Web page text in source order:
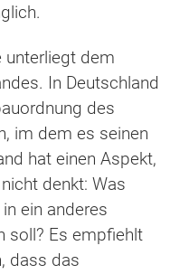
unterliegt dem
In Deutschland
des
im dem es seinen
hat einen Aspekt,
denkt: Was
ein anderes
soll? Es empfiehlt
dass das